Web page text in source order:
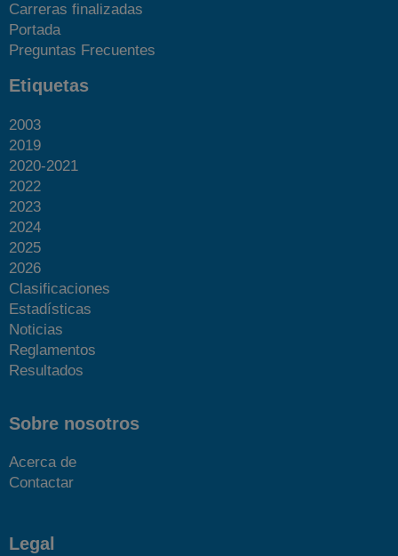
Carreras finalizadas
Portada
Preguntas Frecuentes
Etiquetas
2003
2019
2020-2021
2022
2023
2024
2025
2026
Clasificaciones
Estadísticas
Noticias
Reglamentos
Resultados
Sobre nosotros
Acerca de
Contactar
Legal